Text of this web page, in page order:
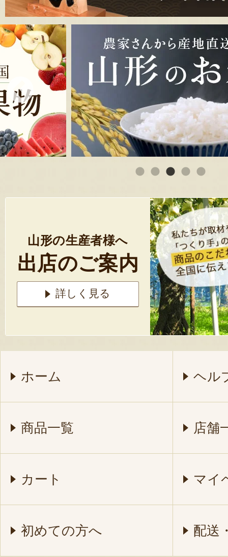
山形の生産者様へ
出店のご案内
詳しく見る
ホーム ヘル
商品一覧 店舗
カート マイ
初めての方へ 配送